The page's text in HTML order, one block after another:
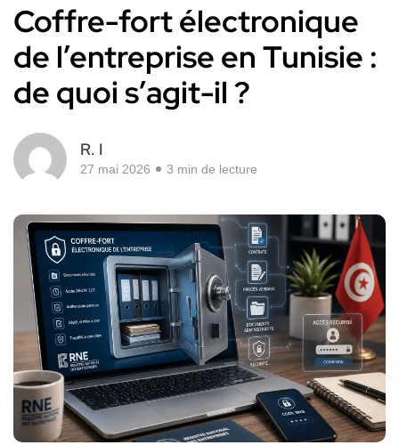
Coffre-fort électronique
de l’entreprise en Tunisie :
de quoi s’agit-il ?
R. I
27 mai 2026 3 min de lecture